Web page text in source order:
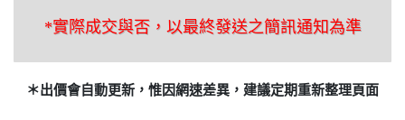
*實際成交與否，以最終發送之簡訊通知為準
＊出價會自動更新，惟因網速差異，建議定期重新整理頁面